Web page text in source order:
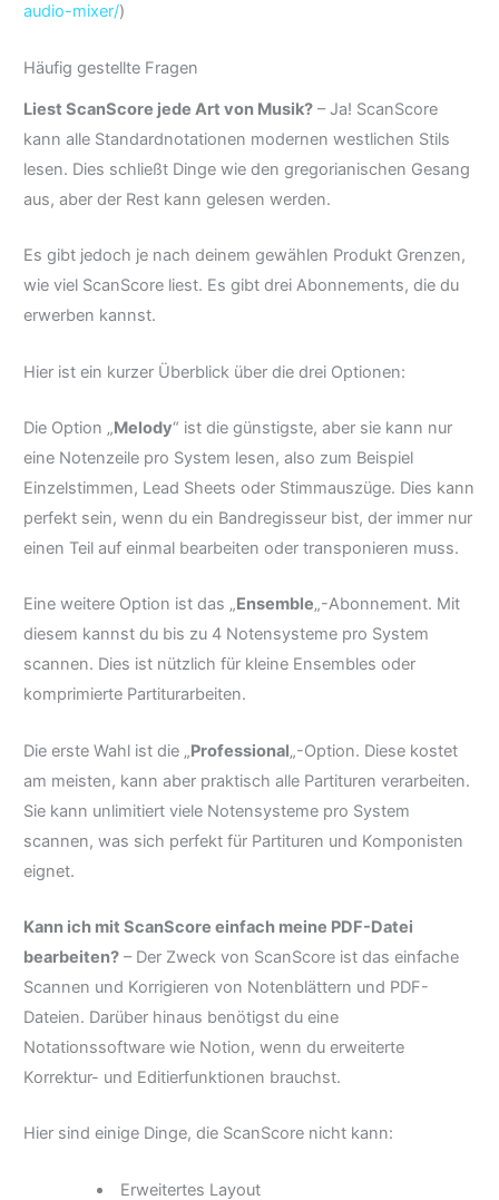
audio-mixer/)
Häufig gestellte Fragen
Liest ScanScore jede Art von Musik? – Ja! ScanScore
kann alle Standardnotationen modernen westlichen Stils
lesen. Dies schließt Dinge wie den gregorianischen Gesang
aus, aber der Rest kann gelesen werden.
Es gibt jedoch je nach deinem gewählen Produkt Grenzen,
wie viel ScanScore liest. Es gibt drei Abonnements, die du
erwerben kannst.
Hier ist ein kurzer Überblick über die drei Optionen:
Die Option „Melody“ ist die günstigste, aber sie kann nur
eine Notenzeile pro System lesen, also zum Beispiel
Einzelstimmen, Lead Sheets oder Stimmauszüge. Dies kann
perfekt sein, wenn du ein Bandregisseur bist, der immer nur
einen Teil auf einmal bearbeiten oder transponieren muss.
Eine weitere Option ist das „Ensemble„-Abonnement. Mit
diesem kannst du bis zu 4 Notensysteme pro System
scannen. Dies ist nützlich für kleine Ensembles oder
komprimierte Partiturarbeiten.
Die erste Wahl ist die „Professional„-Option. Diese kostet
am meisten, kann aber praktisch alle Partituren verarbeiten.
Sie kann unlimitiert viele Notensysteme pro System
scannen, was sich perfekt für Partituren und Komponisten
eignet.
Kann ich mit ScanScore einfach meine PDF-Datei
bearbeiten? – Der Zweck von ScanScore ist das einfache
Scannen und Korrigieren von Notenblättern und PDF-
Dateien. Darüber hinaus benötigst du eine
Notationssoftware wie Notion, wenn du erweiterte
Korrektur- und Editierfunktionen brauchst.
Hier sind einige Dinge, die ScanScore nicht kann:
Erweitertes Layout